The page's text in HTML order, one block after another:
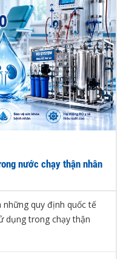
nước chạy thận nhân
những quy định quốc tế
dụng trong chạy thận